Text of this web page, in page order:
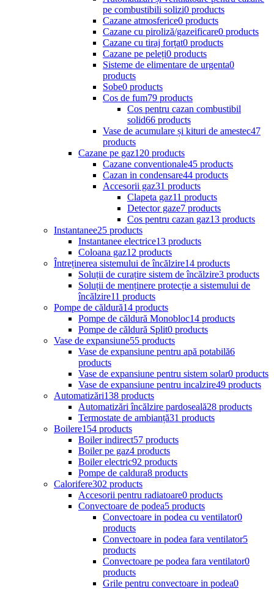
pe combustibili solizi0 products
Cazane atmosferice0 products
Cazane cu piroliză/gazeificare0 products
Cazane cu tiraj forțat0 products
Cazane pe peleți0 products
Sisteme de elimentare de urgenta0
products
Sobe0 products
Cos de fum79 products
Cos pentru cazan combustibil
solid66 products
Vase de acumulare și kituri de amestec47
products
Cazane pe gaz120 products
Cazane conventionale45 products
Cazan in condensare44 products
Accesorii gaz31 products
Clapeta gaz11 products
Detector gaze7 products
Cos pentru cazan gaz13 products
Instantanee25 products
Instantanee electrice13 products
Coloana gaz12 products
Întreținerea sistemului de încălzire14 products
Soluții de curațire sistem de încălzire3 products
Soluții de menținere protecție a sistemului de
încălzire11 products
Pompe de căldură14 products
Pompe de căldură Monobloc14 products
Pompe de căldură Split0 products
Vase de expansiune55 products
Vase de expansiune pentru apă potabilă6
products
Vase de expansiune pentru sistem solar0 products
Vase de expansiune pentru incalzire49 products
Automatizări138 products
Automatizări încălzire pardoseală28 products
Termostate de ambianță31 products
Boilere154 products
Boiler indirect57 products
Boiler pe gaz4 products
Boiler electric92 products
Pompe de caldura8 products
Calorifere302 products
Accesorii pentru radiatoare0 products
Convectoare de podea5 products
Convectoare in podea cu ventilator0
products
Convectoare in podea fara ventilator5
products
Convectoare pe podea fara ventilator0
products
Grile pentru convectoare in podea0